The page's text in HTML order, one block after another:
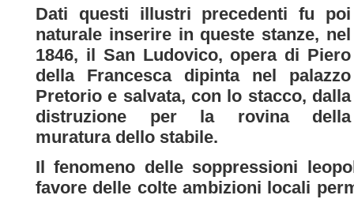
Dati questi illustri precedenti fu poi
naturale inserire in queste stanze, nel
1846, il San Ludovico, opera di Piero
della Francesca dipinta nel palazzo
Pretorio e salvata, con lo stacco, dalla
distruzione per la rovina della
muratura dello stabile.
Il fenomeno delle soppressioni
favore delle colte ambizioni locali